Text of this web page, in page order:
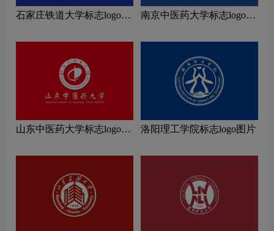
石家庄铁道大学标志logo图
南京中医药大学标志logo图
山东中医药大学标志logo图
洛阳理工学院标志logo图片